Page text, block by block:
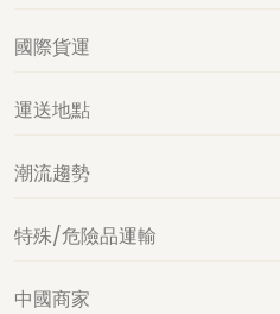
國際貨運
運送地點
潮流趨勢
特殊/危險品運輸
中國商家